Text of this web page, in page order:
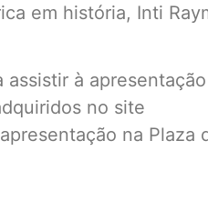
em história, Inti
à
no site
na Plaza